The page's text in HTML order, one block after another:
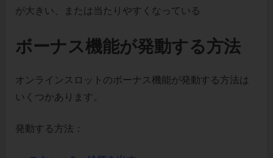
が大きい、または当たりやすくなっている
ボーナス機能が発動する方法
オンラインスロットのボーナス機能が発動する方法は
いくつかあります。
発動する方法：